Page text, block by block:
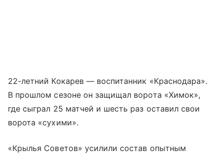
22-летний Кокарев — воспитанник «Краснодара».
В прошлом сезоне он защищал ворота «Химок»,
где сыграл 25 матчей и шесть раз оставил свои
ворота «сухими».
«Крылья Советов» усилили состав опытным